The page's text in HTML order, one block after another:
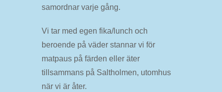
samordnar varje gång.
Vi tar med egen fika/lunch och
beroende på väder stannar vi för
matpaus på färden eller äter
tillsammans på Saltholmen, utomhus
när vi är åter.